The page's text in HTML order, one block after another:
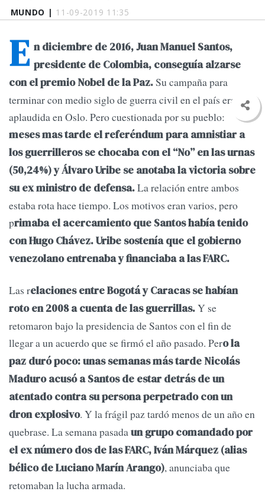
MUNDO | 11-09-2019 11:35
E n diciembre de 2016, Juan Manuel Santos,
presidente de Colombia, conseguía alzarse
con el premio Nobel de la Paz.Su campaña para
terminar con medio siglo de guerra civil en el país era
aplaudida en Oslo. Pero cuestionada por su pueblo:
meses mas tarde el referéndum para amnistiar a
los guerrilleros se chocaba con el “No” en las urnas
(50,24%) y Álvaro Uribe se anotaba la victoria sobre
su ex ministro de defensa.La relación entre ambos
estaba rota hace tiempo. Los motivos eran varios, pero
primaba el acercamiento que Santos había tenido
con Hugo Chávez. Uribe sostenía que el gobierno
venezolano entrenaba y financiaba a las FARC.
Las relaciones entre Bogotá y Caracas se habían
roto en 2008 a cuenta de las guerrillas.Y se
retomaron bajo la presidencia de Santos con el fin de
llegar a un acuerdo que se firmó el año pasado. Pero la
paz duró poco: unas semanas más tarde Nicolás
Maduro acusó a Santos de estar detrás de un
atentado contra su persona perpetrado con un
dron explosivo. Y la frágil paz tardó menos de un año en
quebrase. La semana pasadaun grupo comandado por
el ex número dos de las FARC, Iván Márquez (alias
bélico de Luciano Marín Arango), anunciaba que
retomaban la lucha armada.